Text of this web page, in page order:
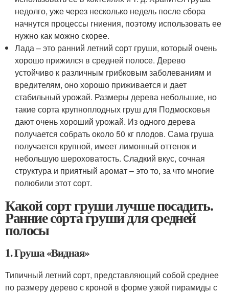
недолго, уже через несколько недель после сбора
начнутся процессы гниения, поэтому использовать ее
нужно как можно скорее.
Лада – это ранний летний сорт груши, который очень
хорошо прижился в средней полосе. Дерево
устойчиво к различным грибковым заболеваниям и
вредителям, оно хорошо приживается и дает
стабильный урожай. Размеры дерева небольшие, но
такие сорта крупноплодных груш для Подмосковья
дают очень хороший урожай. Из одного дерева
получается собрать около 50 кг плодов. Сама груша
получается крупной, имеет лимонный оттенок и
небольшую шероховатость. Сладкий вкус, сочная
структура и приятный аромат – это то, за что многие
полюбили этот сорт.
Какой сорт груши лучше посадить.
Ранние сорта груши для средней
полосы
1. Груша «Видная»
Типичный летний сорт, представляющий собой среднее
по размеру дерево с кроной в форме узкой пирамиды с